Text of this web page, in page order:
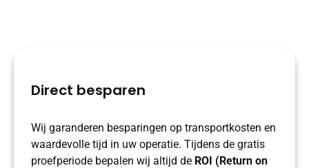
Direct besparen
Wij garanderen besparingen op transportkosten en
waardevolle tijd in uw operatie. Tijdens de gratis
proefperiode bepalen wij altijd de ROI (Return on